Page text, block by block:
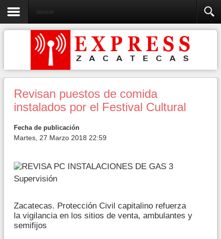
Sociedad
Revisan puestos de comida
instalados por el Festival Cultural
Fecha de publicación
Martes, 27 Marzo 2018 22:59
Supervisión
Zacatecas. Protección Civil capitalino refuerza
la vigilancia en los sitios de venta, ambulantes y
semifijos